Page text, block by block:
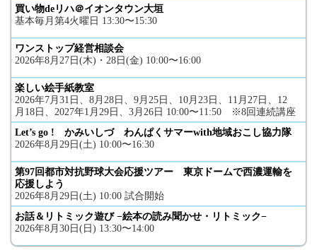
買い物deリハ＠イオンタウン大垣
基本毎月第4火曜日 13:30〜15:30
ワンストップ経営相談会
2026年8月27日(木)・28日(金) 10:00〜16:00
楽しい絵手紙教室
2026年7月31日、8月28日、9月25日、10月23日、11月27日、12
月18日、2027年1月29日、3月26日 10:00〜11:50 ※8回連続講座
Let’s go ! かみいしづ わんぱくサマーwith地域おこし協力隊
2026年8月29日(土) 10:00〜16:30
第97回都市対抗野球大会応援ツアー 東京ドームで西濃運輸を
応援しよう
2026年8月29日(土) 10:00 試合開始
お話＆リトミック遊び −絵本の読み聞かせ・リトミック−
2026年8月30日(日) 13:30〜14:00